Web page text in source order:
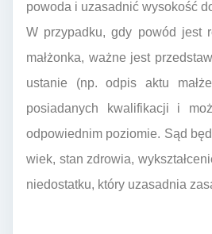
powoda i uzasadnić wysokość
W przypadku, gdy powód jest
małżonka, ważne jest
ustanie (np. odpis aktu
posiadanych kwalifikacji i
odpowiednim poziomie. Sąd
wiek, stan zdrowia,
niedostatku, który uzasadnia